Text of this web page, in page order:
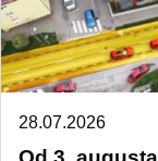
28.07.2026